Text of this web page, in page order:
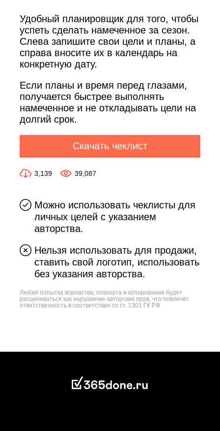
Удобный планировщик для того, чтобы
успеть сделать намеченное за сезон.
Слева запишите свои цели и планы, а
справа вносите их в календарь на
конкретную дату.
Если планы и время перед глазами,
получается быстрее выполнять
намеченное и не откладывать цели на
долгий срок.
Скачать чеклист
3,139 39,087
Можно использовать чеклисты для
личных целей с указанием
авторства.
Нельзя использовать для продажи,
ставить свой логотип, использовать
без указания авторства.
Любая попытка воровства, плагиата и копирования будет
расцениваться как нарушение авторских прав, что повлечёт
ответственность в соответствии со ст. 1301 ГК РФ